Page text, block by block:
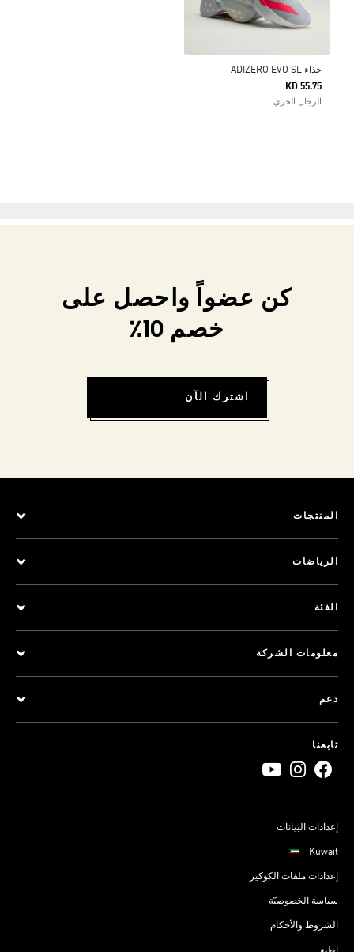
حذاء ADIZERO EVO SL
KD 55.75
الرجال الجري
كن عضواً واحصل على
خصم 10٪
اشترك الآن
المنتجات
الرياضات
الفئة
معلومات الشركة
دعم
تابعنا
إعدادات البيانات
Kuwait
إعدادات ملفات الكوكيز
سياسة الخصوصيّة
الشروط والأحكام